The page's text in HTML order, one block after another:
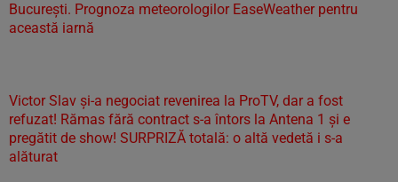
București. Prognoza meteorologilor EaseWeather pentru
această iarnă
Victor Slav şi-a negociat revenirea la ProTV, dar a fost
refuzat! Rămas fără contract s-a întors la Antena 1 şi e
pregătit de show! SURPRIZĂ totală: o altă vedetă i s-a
alăturat